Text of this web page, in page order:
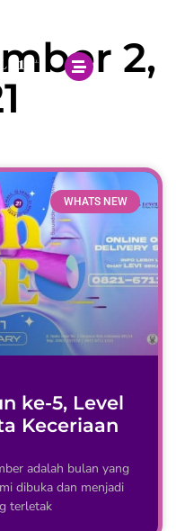
2,
WHATS NEW
ke-5, Level
Keceriaan
adalah bulan yang
dibuka dan menjadi
terletak